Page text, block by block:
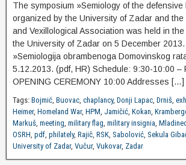
The symposium »Semiology of the defensive
organized by the University of Zadar and
and Vexillological Association was held in
the University of Zadar on 5 December
»Semiologija obrambenoga Domovinskog
5.12.2013. (pdf, HR) Schedule: 9:30-10:00 –
OPENING CEREMONY 10:00 Addresses […]
Tags: Bojmić, Buovac, chaplancy, Donji Lapac, Drniš,
Heimer, Homeland War, HPM, Jamičić, Kokan,
Markuš, meeting, military flag, military insignia,
OSRH, pdf, philately, Rajič, RSK, Sabolović, Sekula
University of Zadar, Vučur, Vukovar, Zadar